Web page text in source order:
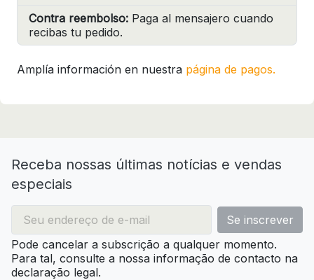
Contra reembolso: Paga al mensajero cuando
recibas tu pedido.
Amplía información en nuestra página de pagos.
Receba nossas últimas notícias e vendas
especiais
Pode cancelar a subscrição a qualquer momento.
Para tal, consulte a nossa informação de contacto na
declaração legal.